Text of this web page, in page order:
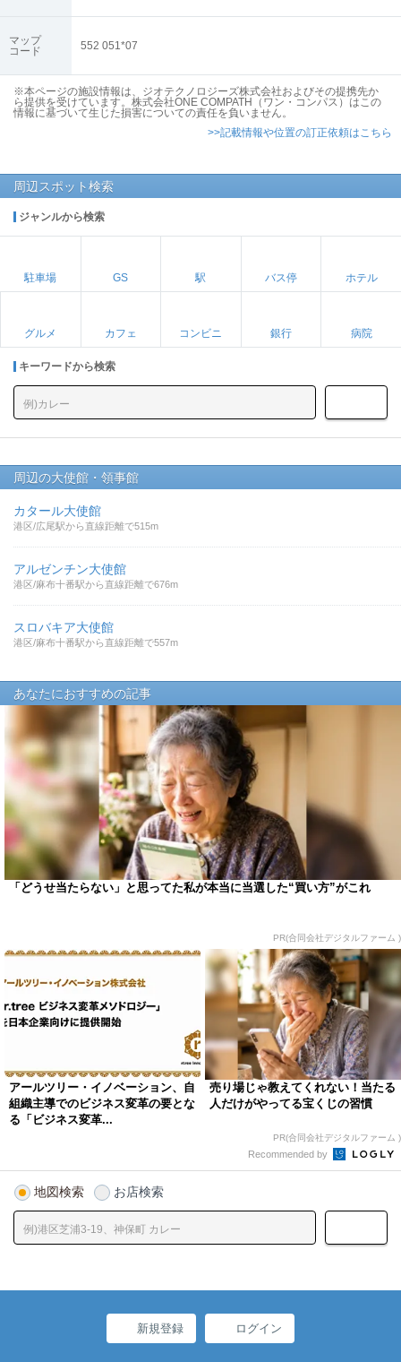
マップ
コード
552 051*07
※本ページの施設情報は、ジオテクノロジーズ株式会社およびその提携先か
ら提供を受けています。株式会社ONE COMPATH（ワン・コンパス）はこの
情報に基づいて生じた損害についての責任を負いません。
>>記載情報や位置の訂正依頼はこちら
周辺スポット検索
ジャンルから検索
駐車場 GS 駅 バス停 ホテル
グルメ カフェ コンビニ 銀行 病院
キーワードから検索
周辺の大使館・領事館
カタール大使館
港区/広尾駅から直線距離で515m
アルゼンチン大使館
港区/麻布十番駅から直線距離で676m
スロバキア大使館
港区/麻布十番駅から直線距離で557m
あなたにおすすめの記事
「どうせ当たらない」と思ってた私が本当に当選した“買い方”がこれ
PR(合同会社デジタルファーム )
アールツリー・イノベーション、自
組織主導でのビジネス変革の要とな
る「ビジネス変革...
売り場じゃ教えてくれない！当たる
人だけがやってる宝くじの習慣
PR(合同会社デジタルファーム )
Recommended by
地図検索 お店検索
新規登録 ログイン